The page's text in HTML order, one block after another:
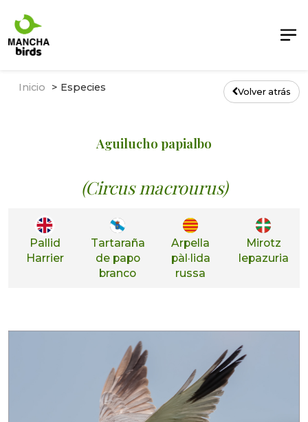
Inicio Especies Volver atrás
Aguilucho papialbo
(Circus macrourus)
Pallid
Harrier
Tartaraña
de papo
branco
Arpella
pàl·lida
russa
Mirotz
lepazuria